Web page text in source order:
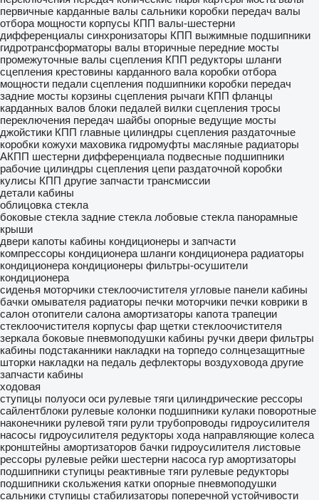
первичные карданные валы сальники коробки передач валы
отбора мощности корпусы КПП валы-шестерни
дифференциалы синхронизаторы КПП выжимные подшипники
гидротрансформаторы валы вторичные передние мосты
промежуточные валы сцепления КПП редукторы шланги
сцепления крестовины карданного вала коробки отбора
мощности педали сцепления подшипники коробки передач
задние мосты корзины сцепления рычаги КПП фланцы
карданных валов блоки педалей вилки сцепления тросы
переключения передач шайбы опорные ведущие мосты
джойстики КПП главные цилиндры сцепления раздаточные
коробки кожухи маховика гидромуфты масляные радиаторы
АКПП шестерни дифференциала подвесные подшипники
рабочие цилиндры сцепления цепи раздаточной коробки
кулисы КПП другие запчасти трансмиссии
детали кабины
облицовка стекла
боковые стекла задние стекла лобовые стекла панорамные
крыши
двери капоты кабины кондиционеры и запчасти
компрессоры кондиционера шланги кондиционера радиаторы
кондиционера кондиционеры фильтры-осушители
кондиционера
сиденья моторчики стеклоочистителя угловые панели кабины
бачки омывателя радиаторы печки моторчики печки коврики в
салон отопители салона амортизаторы капота трапеции
стеклоочистителя корпусы фар щетки стеклоочистителя
зеркала боковые пневмоподушки кабины ручки двери фильтры
кабины подстаканники накладки на торпедо солнцезащитные
шторки накладки на педаль дефлекторы воздуховода другие
запчасти кабины
ходовая
ступицы полуоси оси рулевые тяги цилиндрические рессоры
сайлентблоки рулевые колонки подшипники кулаки поворотные
наконечники рулевой тяги рули трубопроводы гидроусилителя
насосы гидроусилителя редукторы хода направляющие колеса
кронштейны амортизаторов бачки гидроусилителя листовые
рессоры рулевые рейки шестерни насоса гур амортизаторы
подшипники ступицы реактивные тяги рулевые редукторы
подшипники скольжения катки опорные пневмоподушки
сальники ступицы стабилизаторы поперечной устойчивости